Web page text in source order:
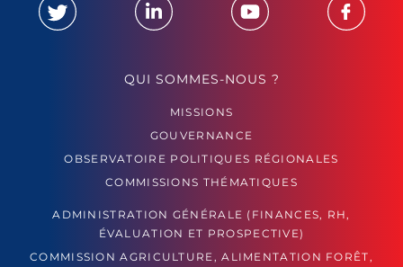
QUI SOMMES-NOUS ?
MISSIONS
GOUVERNANCE
OBSERVATOIRE POLITIQUES RÉGIONALES
COMMISSIONS THÉMATIQUES
ADMINISTRATION GÉNÉRALE (FINANCES, RH,
ÉVALUATION ET PROSPECTIVE)
COMMISSION AGRICULTURE, ALIMENTATION FORÊT,